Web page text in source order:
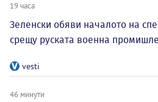
19 часа
Зеленски обяви началото на
срещу руската военна
vesti
46 минути